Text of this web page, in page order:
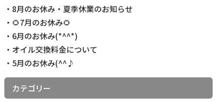
8月のお休み・夏季休業のお知らせ
🌻7月のお休み🌻
6月のお休み(*^^*)
オイル交換料金について
5月のお休み(^^♪
カテゴリー